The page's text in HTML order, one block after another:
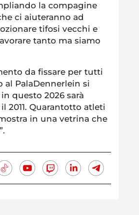
la compagine
ci aiuteranno ad
tifosi vecchi e
tanto ma siamo
da fissare per tutti
al PalaDennerlein si
questo 2026 sarà
2011. Quarantotto atleti
in una vetrina che